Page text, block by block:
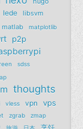
lede libsvm
matlab
matplotlib
p2p
sdss
thoughts
vless vpn vps
zgrab
zmap